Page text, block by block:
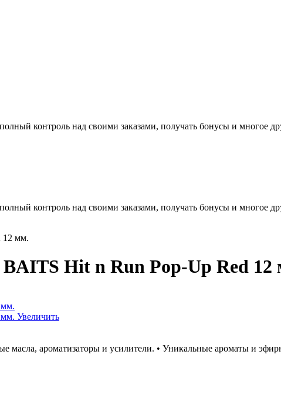
контроль над своими заказами, получать бонусы и многое
контроль над своими заказами, получать бонусы и многое
12 мм.
Hit n Run Pop-Up Red 12
Увеличить
ароматизаторы и усилители. • Уникальные ароматы и